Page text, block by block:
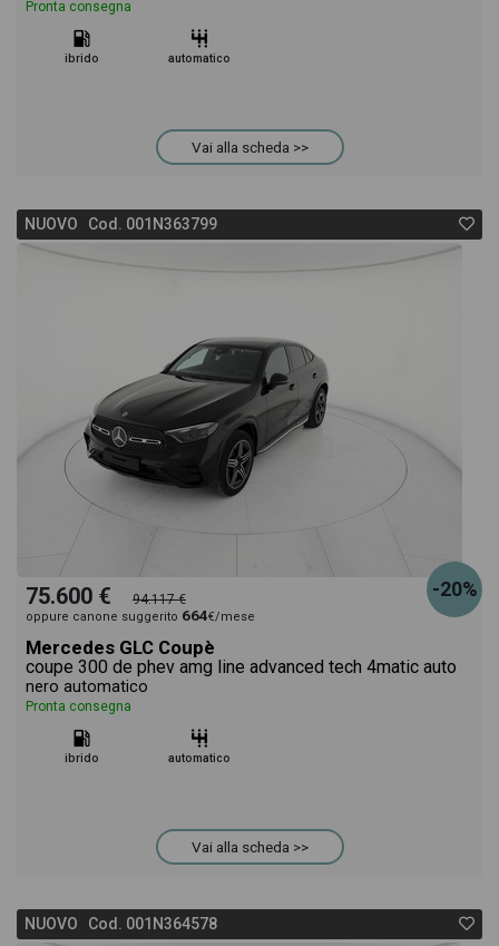
Pronta consegna
ibrido automatico
Vai alla scheda >>
NUOVO Cod. 001N363799
-20%
75.600 € 94.117 €
oppure canone suggerito 664€/mese
Mercedes GLC Coupè
coupe 300 de phev amg line advanced tech 4matic auto
nero automatico
Pronta consegna
ibrido automatico
Vai alla scheda >>
NUOVO Cod. 001N364578